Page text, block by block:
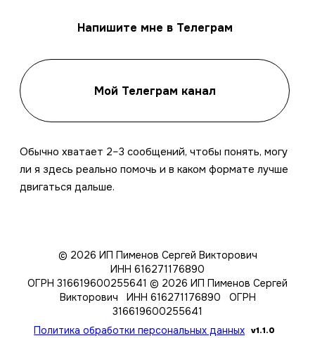
Напишите мне в Телеграм
Мой Телеграм канал
Обычно хватает 2–3 сообщений, чтобы понять, могу
ли я здесь реально помочь и в каком формате лучше
двигаться дальше.
© 2026 ИП Пименов Сергей Викторович
ИНН 616271176890
ОГРН 316619600255641 © 2026 ИП Пименов Сергей
Викторович ИНН 616271176890 ОГРН
316619600255641
Политика обработки персональных данных v1.1.0